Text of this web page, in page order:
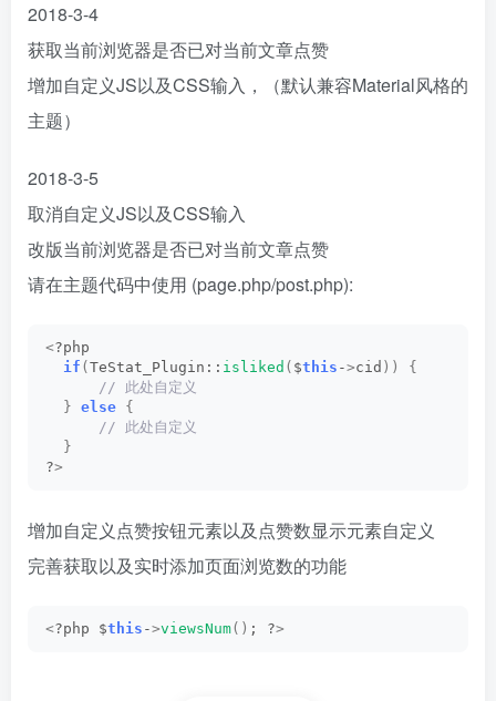
2018-3-4
获取当前浏览器是否已对当前文章点赞
增加自定义JS以及CSS输入，（默认兼容Material风格的
主题）
2018-3-5
取消自定义JS以及CSS输入
改版当前浏览器是否已对当前文章点赞
请在主题代码中使用 (page.php/post.php):
<?php
if ( TeStat_Plugin:: isliked ( $this ->cid ))
{
// 此处自定义
} else {
// 此处自定义
}
?>
增加自定义点赞按钮元素以及点赞数显示元素自定义
完善获取以及实时添加页面浏览数的功能
<?php $this ->viewsNum() ; ?>